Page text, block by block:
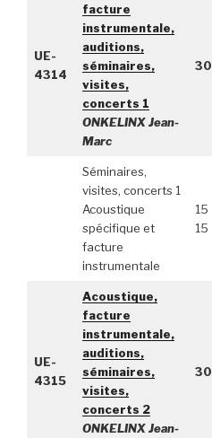
UE-
4314
facture
instrumentale,
auditions,
séminaires,
visites,
concerts 1
ONKELINX Jean-
Marc
30
Séminaires,
visites, concerts 1
Acoustique
spécifique et
facture
instrumentale
15
15
UE-
4315
Acoustique,
facture
instrumentale,
auditions,
séminaires,
visites,
concerts 2
ONKELINX Jean-
30